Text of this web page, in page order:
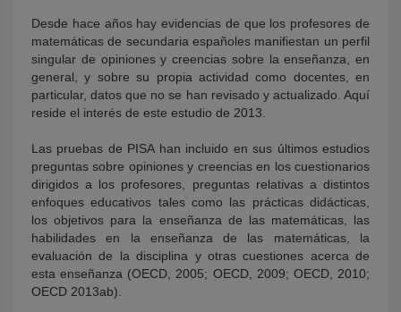
Desde hace años hay evidencias de que los profesores de
matemáticas de secundaria españoles manifiestan un perfil
singular de opiniones y creencias sobre la enseñanza, en
general, y sobre su propia actividad como docentes, en
particular, datos que no se han revisado y actualizado. Aquí
reside el interés de este estudio de 2013.
Las pruebas de PISA han incluido en sus últimos estudios
preguntas sobre opiniones y creencias en los cuestionarios
dirigidos a los profesores, preguntas relativas a distintos
enfoques educativos tales como las prácticas didácticas,
los objetivos para la enseñanza de las matemáticas, las
habilidades en la enseñanza de las matemáticas, la
evaluación de la disciplina y otras cuestiones acerca de
esta enseñanza (OECD, 2005; OECD, 2009; OECD, 2010;
OECD 2013ab).